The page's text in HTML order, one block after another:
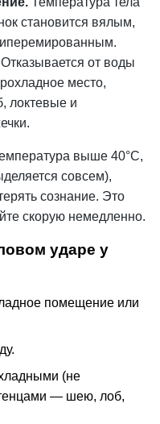
становится вялым,
от воды
место,
локтевые и
выше 40°С,
совсем),
сознание. Это
скорую немедленно.
ударе у
помещение или
(не
— шею, лоб,